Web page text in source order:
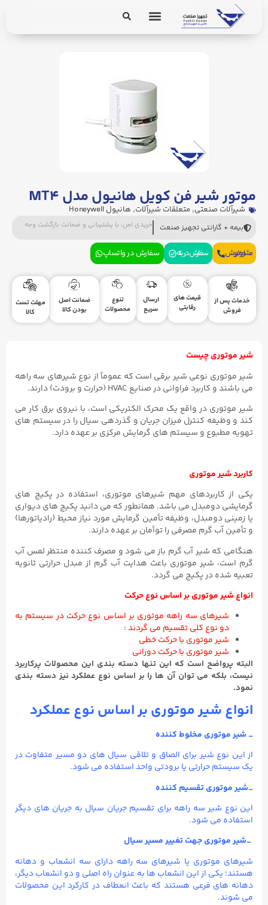
موتور شیر فن کویل هانیول مدل MT۴
شیرآلات صنعتی, متعلقات شیرآلات, هانیول Honeywell
بیمه + گارانتی تجهیز صنعت خریدی امن، با پشتیبانی و ضمانت بازگشت وجه
مشاوره فروش سفارش در بله سفارش در واتساپ
خدمات پس از
فروش
قیمت های
رقابتی
ارسال
سریع
تنوع
محصولات
ضمانت اصل
بودن کالا
مهلت تست
کالا
شیر موتوری چیست
شیر موتوری نوعی شیر برقی است که عموماً از نوع شیرهای سه­ راهه
می باشند و کاربرد فراوانی در صنایع HVAC (حرارت و برودت) دارند.
شیر موتوری در واقع یک محرک الکتریکی است، با نیروی برق کار می
کند و وظیفه کنترل میزان جریان و گذردهی سیال را در سیستم های
تهویه مطبوع و سیستم های گرمایش مرکزی بر عهده دارد.
کاربرد شیر موتوری
یکی از کاربردهای مهم شیرهای موتوری، استفاده در پکیج های
گرمایشی دومبدل می باشد. همانطور که می دانید پکیج های دیواری
یا زمینی دومبدل، وظیفه تأمین گرمایش مورد نیاز محیط (رادیاتورها)
و تأمین آب گرم مصرفی را توأمان بر عهده دارند.
هنگامی که شیر آب گرم باز می شود و مصرف کننده منتظر لمس آب
گرم است، شیر موتوری باعث هدایت آب گرم از مبدل حرارتی ثانویه
تعبیه شده در پکیج می گردد.
انواع شیر موتوری بر اساس نوع حرکت
شیرهای سه راهه موتوری بر اساس نوع حرکت در سیستم به
دو نوع کلی تقسیم می گردند :
شیر موتوری با حرکت خطی
شیر موتوری با حرکت دورانی
البته پرواضح است که این تنها دسته بندی این محصولات پرکاربرد
نیست، بلکه می توان آن ها را بر اساس نوع عملکرد نیز دسته بندی
نمود.
انواع شیر موتوری بر اساس نوع عملکرد
_ شیر موتوری مخلوط کننده
از این نوع شیر برای الصاق و تلاقی سیال های دو مسیر متفاوت در
یک سیستم حرارتی یا برودتی واحد استفاده می شود.
_شیر موتوری تقسیم کننده
این نوع شیر سه راهه برای تقسیم جریان سیال به جریان های دیگر
استفاده می شود.
_شیر موتوری جهت تغییر مسیر سیال
شیرهای موتوری یا شیرهای سه راهه دارای سه انشعاب و دهانه
هستند؛ یکی از این انشعاب ها به عنوان راه اصلی و دو انشعاب دیگر،
دهانه های فرعی هستند که باعث انعطاف در کارکرد این محصولات
می شوند.